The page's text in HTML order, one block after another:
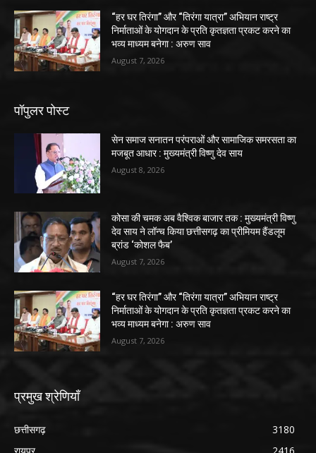
“हर घर तिरंगा” और “तिरंगा यात्रा” अभियान राष्ट्र
निर्माताओं के योगदान के प्रति कृतज्ञता प्रकट करने का
भव्य माध्यम बनेगा : अरुण साव
August 7, 2026
पॉपुलर पोस्ट
सेन समाज सनातन परंपराओं और सामाजिक समरसता का
मजबूत आधार : मुख्यमंत्री विष्णु देव साय
August 8, 2026
कोसा की चमक अब वैश्विक बाजार तक : मुख्यमंत्री विष्णु
देव साय ने लॉन्च किया छत्तीसगढ़ का प्रीमियम हैंडलूम
ब्रांड ‘कोशल फैब’
August 7, 2026
“हर घर तिरंगा” और “तिरंगा यात्रा” अभियान राष्ट्र
निर्माताओं के योगदान के प्रति कृतज्ञता प्रकट करने का
भव्य माध्यम बनेगा : अरुण साव
August 7, 2026
प्रमुख श्रेणियाँ
छत्तीसगढ़
3180
रायपुर
2416